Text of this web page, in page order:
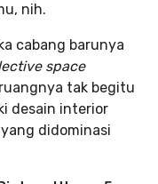
nih.
cabang barunya
space
tak begitu
desain interior
didominasi